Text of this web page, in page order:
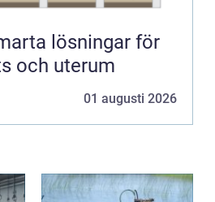
och uterum
01 augusti 2026